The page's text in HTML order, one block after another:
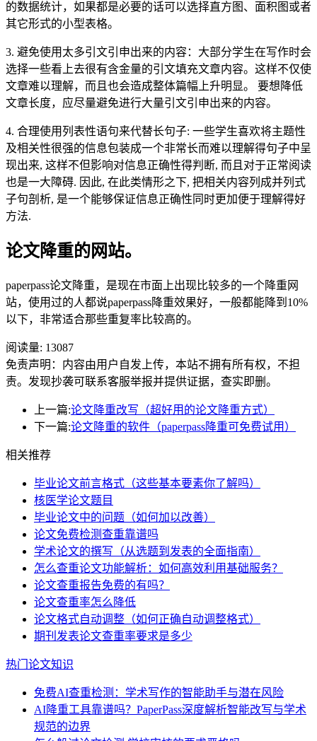
的数据统计，如果都是必要的话可以选择直方图、面积图或者
其它形式的小型表格。
3. 避免使用太多引文引申出来的内容：大部分学生在写作时会
选择一些看上去很有含金量的引文填充文章内容。这样不仅使
文章难以理解，而且也会造成整体篇幅上升明显。 要想降低
文章长度，应尽量避免进行大量引文引申出来的内容。
4. 合理使用列表性语句来代替长句子: 一些学生喜欢将主题性
及相关性很强的信息包装成一个非常长而难以理解得句子中呈
现出来, 这样不但影响对信息正确性得判断, 而且对于正常阅读
也是一大障碍. 因此, 在此类情形之下, 把相关内容列成并列式
子句剖析, 是一个能够保证信息正确性同时更加便于理解得好
方法.
论文降重的网站。
paperpass论文降重，是现在市面上出现比较多的一个降重网
站，使用过的人都说paperpass降重效果好，一般都能降到10%
以下，非常适合那些重复率比较高的。
阅读量: 13087
免责声明：内容由用户自发上传，本站不拥有所有权，不担
责。发现抄袭可联系客服举报并提供证据，查实即删。
上一篇:论文降重改写（超好用的论文降重方式）
下一篇:论文降重的软件（paperpass降重可免费试用）
相关推荐
毕业论文前言格式（这些基本要素你了解吗）
核医学论文题目
毕业论文中的问题（如何加以改善）
论文免费检测查重靠谱吗
学术论文的撰写（从选题到发表的全面指南）
怎么查重论文功能解析：如何高效利用基础服务？
论文查重报告免费的有吗？
论文查重率怎么降低
论文格式自动调整（如何正确自动调整格式）
期刊发表论文查重率要求是多少
热门论文知识
免费AI查重检测：学术写作的智能助手与潜在风险
AI降重工具靠谱吗？PaperPass深度解析智能改写与学术
规范的边界